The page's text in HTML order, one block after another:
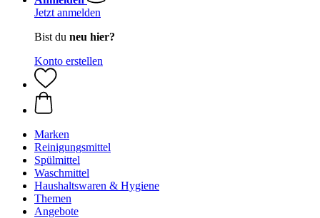
Jetzt anmelden
Bist du neu hier?
Konto erstellen
Marken
Reinigungsmittel
Spülmittel
Waschmittel
Haushaltswaren & Hygiene
Themen
Angebote